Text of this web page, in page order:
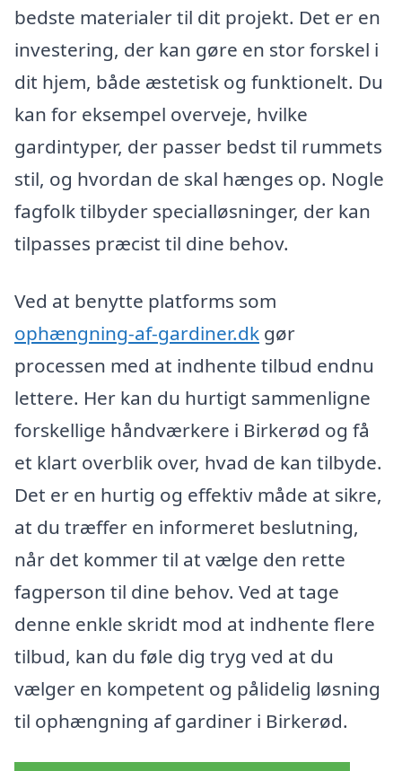
bedste materialer til dit projekt. Det er en
investering, der kan gøre en stor forskel i
dit hjem, både æstetisk og funktionelt. Du
kan for eksempel overveje, hvilke
gardintyper, der passer bedst til rummets
stil, og hvordan de skal hænges op. Nogle
fagfolk tilbyder specialløsninger, der kan
tilpasses præcist til dine behov.
Ved at benytte platforms som
ophængning-af-gardiner.dk gør
processen med at indhente tilbud endnu
lettere. Her kan du hurtigt sammenligne
forskellige håndværkere i Birkerød og få
et klart overblik over, hvad de kan tilbyde.
Det er en hurtig og effektiv måde at sikre,
at du træffer en informeret beslutning,
når det kommer til at vælge den rette
fagperson til dine behov. Ved at tage
denne enkle skridt mod at indhente flere
tilbud, kan du føle dig tryg ved at du
vælger en kompetent og pålidelig løsning
til ophængning af gardiner i Birkerød.